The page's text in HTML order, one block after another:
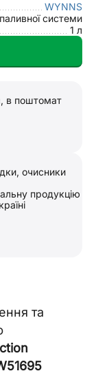
WYNNS
системи
1 л
в поштомат
очисники
продукцію
та